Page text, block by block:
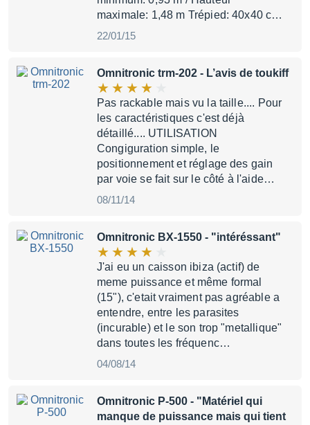
maximale: 1,48 m Trépied: 40x40 c…
22/01/15
Omnitronic trm-202 - L’avis de toukiff
Pas rackable mais vu la taille.... Pour
les caractéristiques c'est déjà
détaillé.... UTILISATION
Congiguration simple, le
positionnement et réglage des gain
par voie se fait sur le côté à l'aide…
08/11/14
Omnitronic BX-1550 - "intéréssant"
J'ai eu un caisson ibiza (actif) de
meme puissance et même formal
(15"), c'etait vraiment pas agréable a
entendre, entre les parasites
(incurable) et le son trop "metallique"
dans toutes les fréquenc…
04/08/14
Omnitronic P-500 - "Matériel qui
manque de puissance mais qui tient